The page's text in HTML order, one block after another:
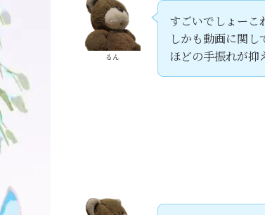
るん
すごいでしょーこ
しかも動画に関
ほどの手振れが